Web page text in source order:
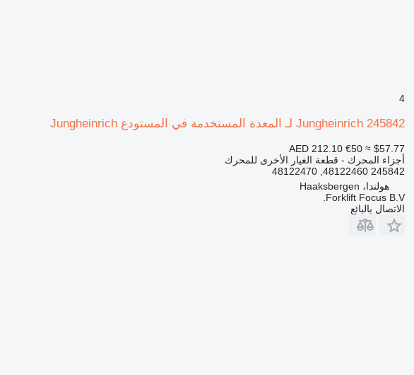
4
Jungheinrich 245842 لـ المعدة المستخدمة في المستودع Jungheinrich
AED 212.10 €50 ≈ $57.77
أجزاء المحرك - قطعة الغيار الأخرى للمحرك
245842 48122460, 48122470
هولندا، Haaksbergen
Forklift Focus B.V.
الاتصال بالبائع